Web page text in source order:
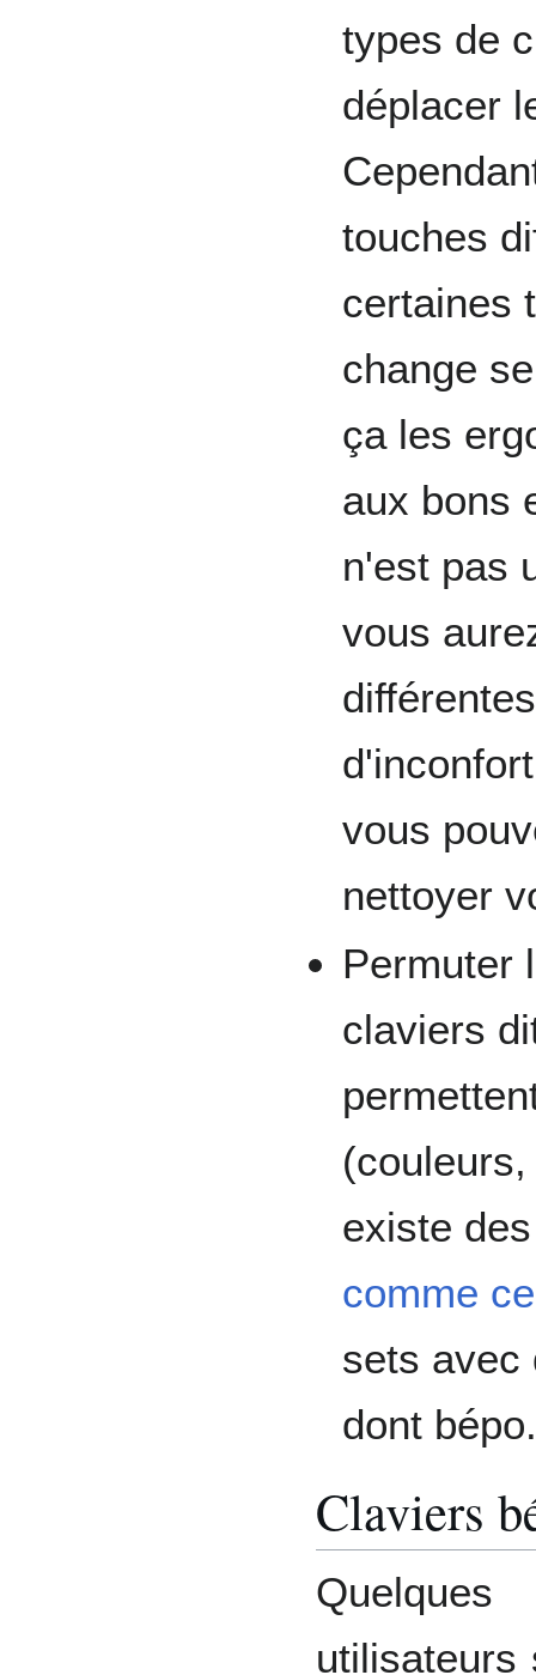
types de
déplacer
touches
certaines
change
ça les
aux bons
n'est pas
vous
vous
nettoyer
Permuter
claviers
existe
comme
sets avec
dont
Claviers
utilisateurs